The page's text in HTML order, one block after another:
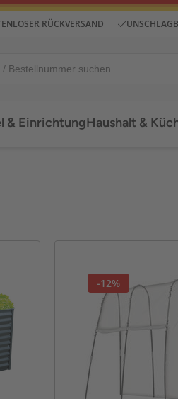
RÜCKVERSAND
& EinrichtungHaushalt &
-12%